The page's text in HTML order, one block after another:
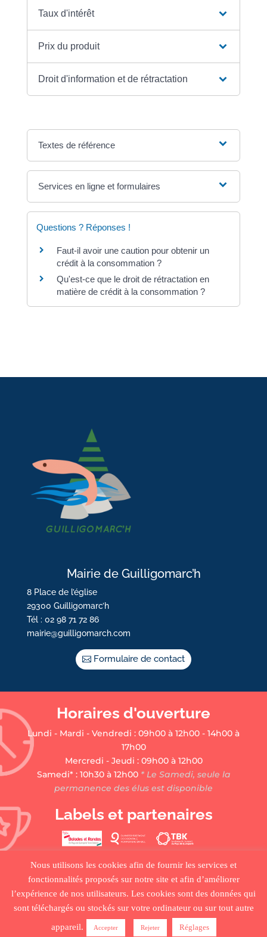
Taux d'intérêt
Prix du produit
Droit d'information et de rétractation
Textes de référence
Services en ligne et formulaires
Questions ? Réponses !
Faut-il avoir une caution pour obtenir un
crédit à la consommation ?
Qu'est-ce que le droit de rétractation en
matière de crédit à la consommation ?
Mairie de Guilligomarc’h
8 Place de l’église
29300 Guilligomarc’h
Tél : 02 98 71 72 86
mairie@guilligomarch.com
Formulaire de contact
Horaires d'ouverture
Lundi - Mardi - Vendredi : 09h00 à 12h00 - 14h00 à
17h00
Mercredi - Jeudi : 09h00 à 12h00
Samedi* : 10h30 à 12h00* Le Samedi, seule la
permanence des élus est disponible
Labels et partenaires
PLAN DU SITE•MENTIONS LÉGALES •
CRÉDITS•
Nous utilisons les cookies afin de fournir les services et
fonctionnalités proposés sur notre site et afin d’améliorer
l’expérience de nos utilisateurs. Les cookies sont des données qui
sont téléchargés ou stockés sur votre ordinateur ou sur tout autre
appareil.
Accepter Rejeter Réglages